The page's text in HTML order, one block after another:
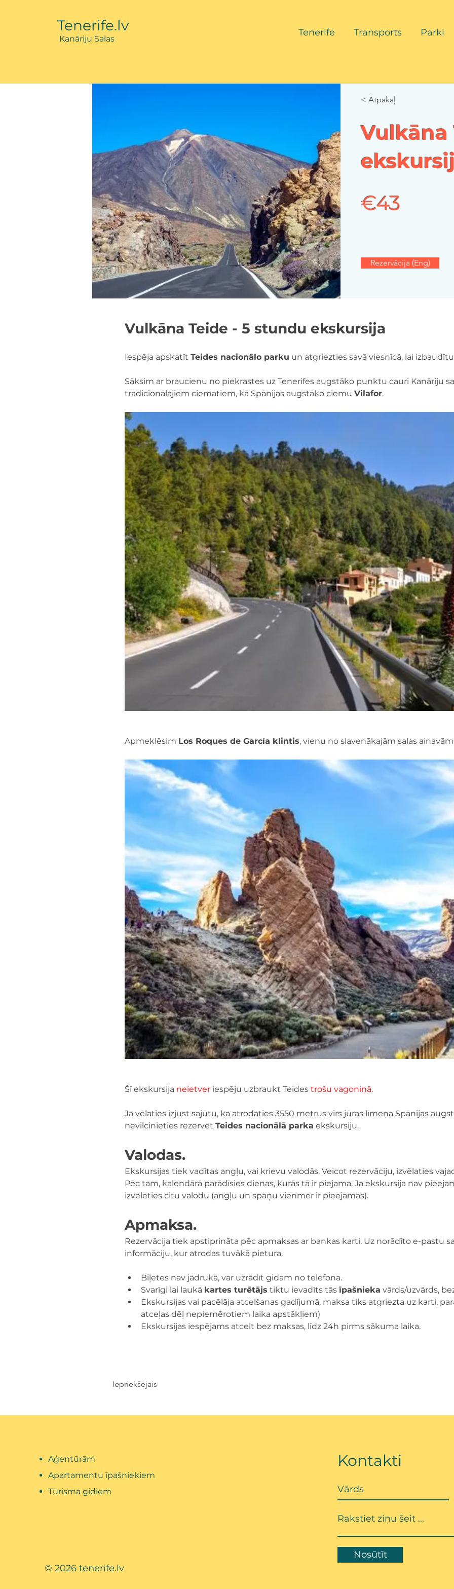
Tenerife.lv
Kanāriju Salas
Tenerife Transports Parki
< Atpakaļ
Vulkāna
€43
Rezervācija (Eng)
Vulkāna Teide - 5 stundu ekskursija
Iespēja apskatīt Teides nacionālo parku un atgriezties savā viesnīcā, lai
Sāksim ar braucienu no piekrastes uz Tenerifes augstāko punktu cauri Kanāriju
tradicionālajiem ciematiem, kā Spānijas augstāko ciemu Vilafor.
Apmeklēsim Los Roques de García klintis, vienu no slavenākajām salas
Šī ekskursija neietver iespēju uzbraukt Teides trošu vagoniņā.
Ja vēlaties izjust sajūtu, ka atrodaties 3550 metrus virs jūras līmeņa Spānijas
nevilcinieties rezervēt Teides nacionālā parka ekskursiju.
Valodas.
Ekskursijas tiek vadītas angļu, vai krievu valodās. Veicot rezervāciju, izvēlaties
Pēc tam, kalendārā parādīsies dienas, kurās tā ir piejama. Ja ekskursija nav
izvēlēties citu valodu (angļu un spāņu vienmēr ir pieejamas).
Apmaksa.
Rezervācija tiek apstiprināta pēc apmaksas ar bankas karti. Uz norādīto e-pastu
informāciju, kur atrodas tuvākā pietura.
Biļetes nav jādrukā, var uzrādīt gidam no telefona.
Svarīgi lai laukā kartes turētājs tiktu ievadīts tās īpašnieka vārds/uzvārds,
Ekskursijas vai pacēlāja atcelšanas gadījumā, maksa tiks atgriezta uz karti,
atceļas dēļ nepiemērotiem laika apstākļiem)
Ekskursijas iespējams atcelt bez maksas, līdz 24h pirms sākuma laika.
Iepriekšējais
Aģentūrām
Apartamentu īpašniekiem
Tūrisma gidiem
© 2026 tenerife.lv
Kontakti
Nosūtīt